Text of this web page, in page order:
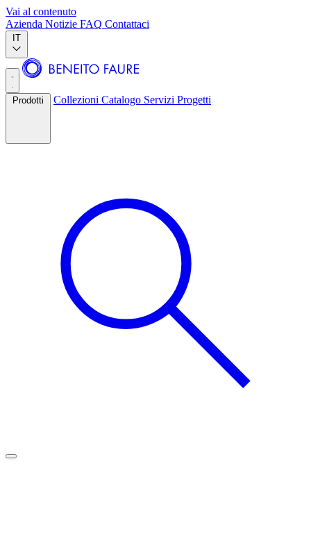
Vai al contenuto
Azienda Notizie FAQ Contattaci
IT
Prodotti Collezioni Catalogo Servizi Progetti